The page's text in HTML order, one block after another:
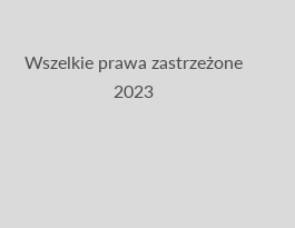
Wszelkie prawa zastrzeżone
2023